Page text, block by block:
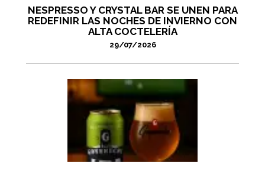
NESPRESSO Y CRYSTAL BAR SE UNEN PARA
REDEFINIR LAS NOCHES DE INVIERNO CON
ALTA COCTELERÍA
29/07/2026